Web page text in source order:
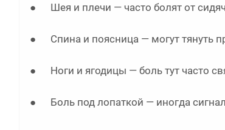
● Шея и плечи — часто болят от
● Спина и поясница — могут тянуть
● Ноги и ягодицы — боль тут часто
● Боль под лопаткой — иногда